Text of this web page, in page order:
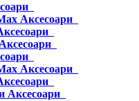
Аксесоари
Аксесоари
Аксесоари